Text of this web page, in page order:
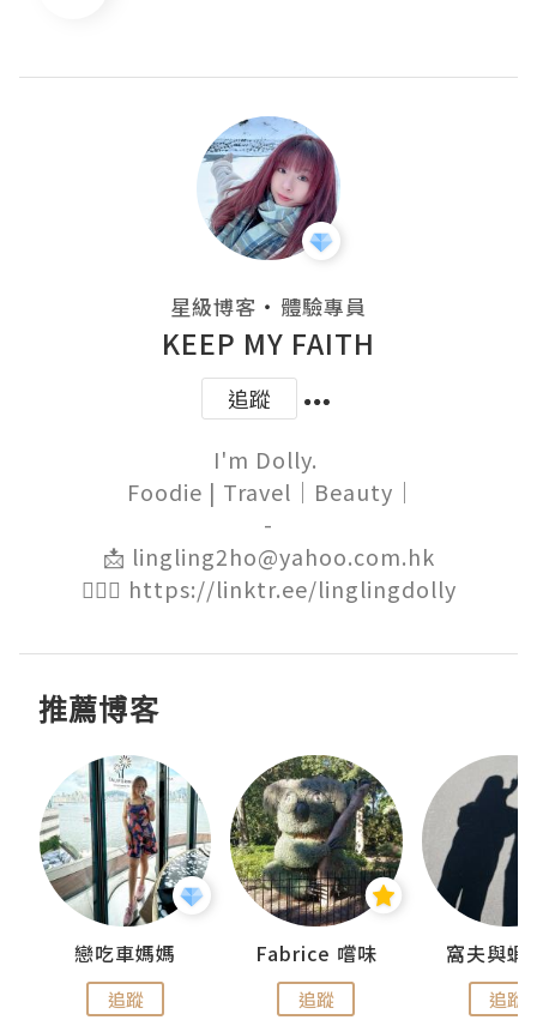
星級博客 ・ 體驗專員
KEEP MY FAITH
追蹤
I'm Dolly.
-
📩 lingling2ho@yahoo.com.hk
🙋🏻‍♀️ https://linktr.ee/linglingdolly
推薦博客
戀吃車媽媽
追蹤
Fabrice 嚐味
追蹤
窩夫與蝦
追蹤